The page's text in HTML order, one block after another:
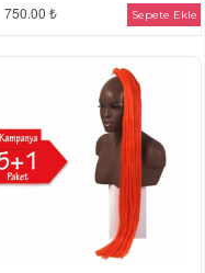
750.00 ₺ Sepete Ekle